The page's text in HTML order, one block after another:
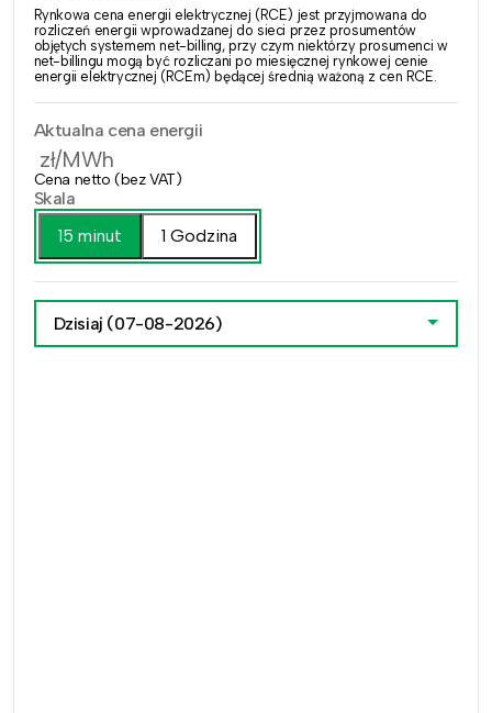
Rynkowa cena energii elektrycznej (RCE) jest przyjmowana do
rozliczeń energii wprowadzanej do sieci przez prosumentów
objętych systemem net-billing, przy czym niektórzy prosumenci w
net-billingu mogą być rozliczani po miesięcznej rynkowej cenie
energii elektrycznej (RCEm) będącej średnią ważoną z cen RCE.
Aktualna cena energii
zł/MWh
Cena netto (bez VAT)
Skala
15 minut
1 Godzina
Dzisiaj (07-08-2026)